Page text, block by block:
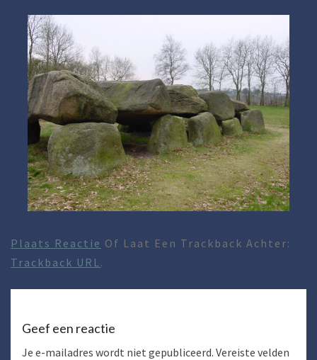
Plaats Reactie Of Laat Een Trackback Achter:
Trackback URL.
Geef een reactie
Je e-mailadres wordt niet gepubliceerd. Vereiste velden